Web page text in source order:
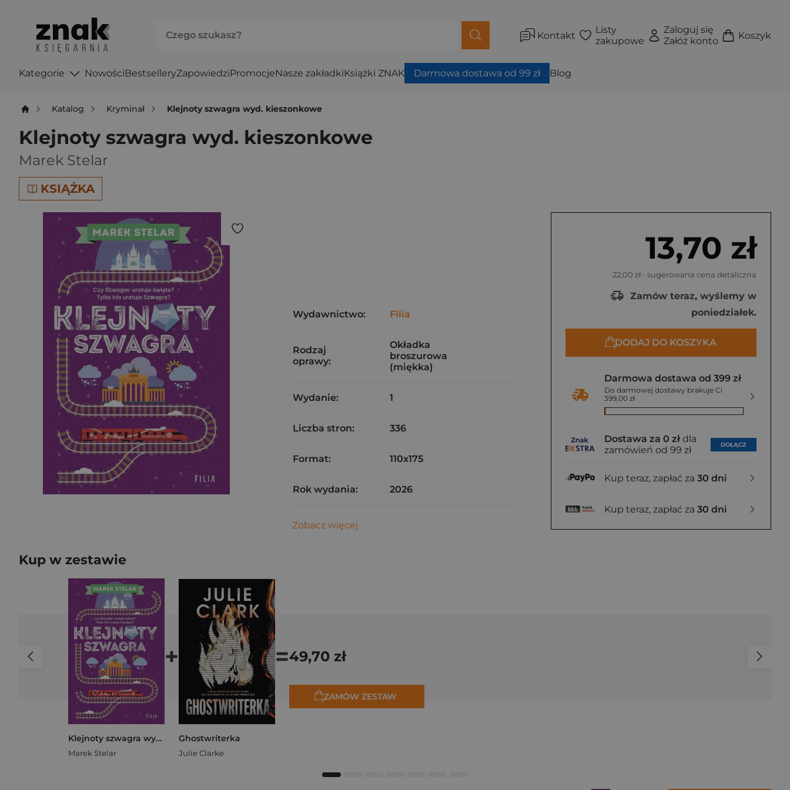
Kontakt
Listy
zakupowe
Zaloguj się
Załóż konto
Koszyk
Kategorie NowościBestselleryZapowiedziPromocjeNasze zakładkiKsiążki ZNAK Darmowa dostawa od 99 zł Blog
Katalog Kryminał Klejnoty szwagra wyd. kieszonkowe
Klejnoty szwagra wyd. kieszonkowe
Marek Stelar
KSIĄŻKA
13,70 zł
22,00 zł - sugerowana cena detaliczna
Zamów teraz, wyślemy w
poniedziałek.
DODAJ DO KOSZYKA
Darmowa dostawa od 399 zł
Do darmowej dostawy brakuje Ci
399,00 zł
Dostawa za 0 zł dla
zamówień od 99 zł
DOŁĄCZ
Kup teraz, zapłać za 30 dni
Kup teraz, zapłać za 30 dni
Wydawnictwo: Filia
Rodzaj
oprawy:
Okładka
broszurowa
(miękka)
Wydanie: 1
Liczba stron: 336
Format: 110x175
Rok wydania: 2026
Zobacz więcej
Kup w zestawie
Klejnoty szwagra wyd. kieszonkowe
Marek Stelar
+
Ghostwriterka
Julie Clarke
=49,70 zł
ZAMÓW ZESTAW